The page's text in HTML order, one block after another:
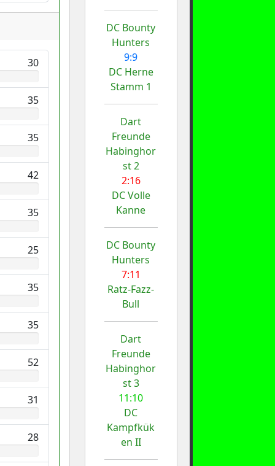
30
35
35
42
35
25
35
35
52
31
28
DC Bounty
Hunters
9:9
DC Herne
Stamm 1
Dart
Freunde
Habinghor
st 2
2:16
DC Volle
Kanne
DC Bounty
Hunters
7:11
Ratz-Fazz-
Bull
Dart
Freunde
Habinghor
st 3
11:10
DC
Kampfkük
en II